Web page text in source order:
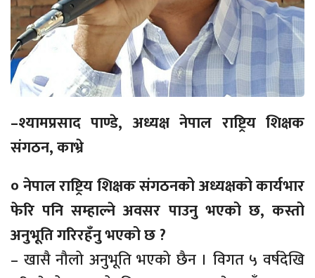
–श्यामप्रसाद पाण्डे, अध्यक्ष नेपाल राष्ट्रिय शिक्षक
संगठन, काभ्रे
० नेपाल राष्ट्रिय शिक्षक संगठनको अध्यक्षको कार्यभार
फेरि पनि सम्हाल्ने अवसर पाउनु भएको छ, कस्तो
अनुभूति गरिरहँनु भएको छ ?
– खासै नौलो अनुभूति भएको छैन । विगत ५ वर्षदेखि